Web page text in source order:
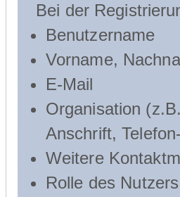
Bei der
Benutzername
Vorname,
E-Mail
Organisation
Anschrift,
Weitere
Rolle des